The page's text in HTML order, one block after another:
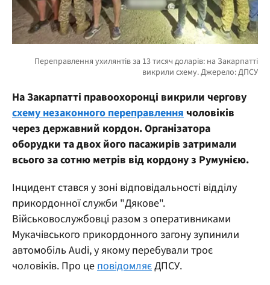
На Закарпатті правоохоронці викрили чергову
схему незаконного переправлення чоловіків
через державний кордон. Організатора
оборудки та двох його пасажирів затримали
всього за сотню метрів від кордону з Румунією.
Інцидент стався у зоні відповідальності відділу
прикордонної служби "Дякове".
Військовослужбовці разом з оперативниками
Мукачівського прикордонного загону зупинили
автомобіль Audi, у якому перебували троє
чоловіків. Про це повідомляєДПСУ.